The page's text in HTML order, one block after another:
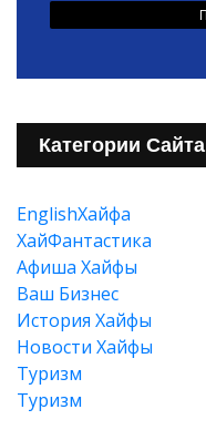
Категории Сайта
EnglishХайфа
XайФантастика
Афиша Хайфы
Ваш Бизнес
История Хайфы
Новости Хайфы
Туризм
Туризм